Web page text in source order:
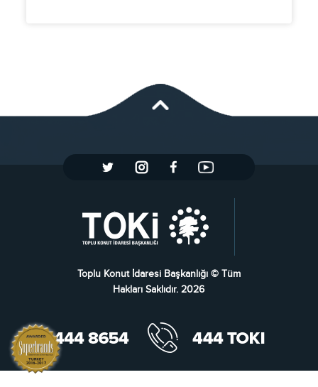
Toplu Konut İdaresi Başkanlığı © Tüm
Hakları Saklıdır. 2026